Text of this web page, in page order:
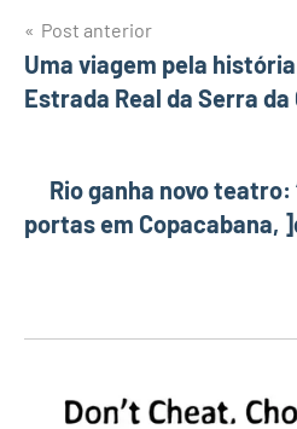
Navegação
de
Post anterior
Uma viagem pela
Estrada Real da Serra da
Rio ganha novo teatro:
portas em Copacabana,